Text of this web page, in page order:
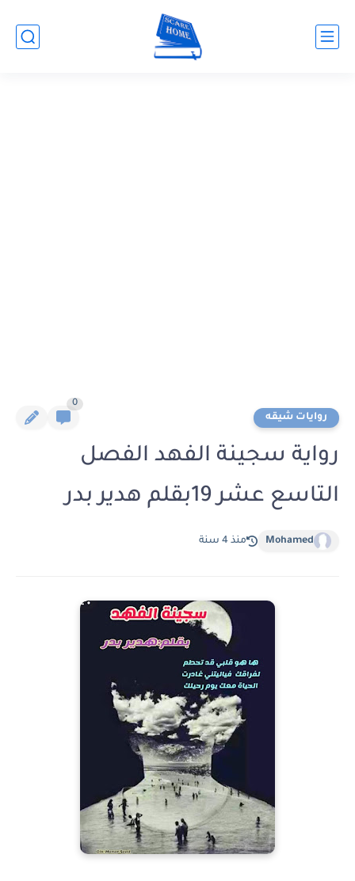
روايات شيقه
0
رواية سجينة الفهد الفصل
التاسع عشر 19بقلم هدير بدر
Mohamed منذ 4 سنة